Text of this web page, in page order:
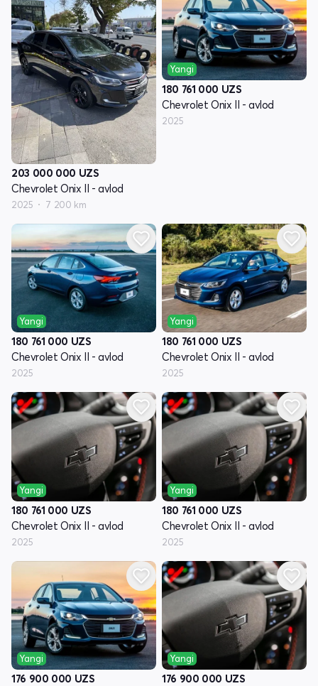
203 000 000 UZS
Chevrolet Onix II - avlod
2025 7 200 km
Yangi
180 761 000 UZS
Chevrolet Onix II - avlod
2025
Yangi
180 761 000 UZS
Chevrolet Onix II - avlod
2025
Yangi
180 761 000 UZS
Chevrolet Onix II - avlod
2025
Yangi
180 761 000 UZS
Chevrolet Onix II - avlod
2025
Yangi
180 761 000 UZS
Chevrolet Onix II - avlod
2025
Yangi
176 900 000 UZS
Yangi
176 900 000 UZS